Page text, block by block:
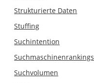
Strukturierte Daten
Stuffing
Suchintention
Suchmaschinenrankings
Suchvolumen